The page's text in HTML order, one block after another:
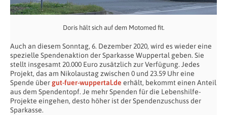
Doris hält sich auf dem Motomed fit.
Auch an diesem Sonntag, 6. Dezember 2020, wird es wieder eine
spezielle Spendenaktion der Sparkasse Wuppertal geben. Sie
stellt insgesamt 20.000 Euro zusätzlich zur Verfügung. Jedes
Projekt, das am Nikolaustag zwischen 0 und 23.59 Uhr eine
Spende übergut-fuer-wuppertal.de erhält, bekommt einen Anteil
aus dem Spendentopf. Je mehr Spenden für die Lebenshilfe-
Projekte eingehen, desto höher ist der Spendenzuschuss der
Sparkasse.